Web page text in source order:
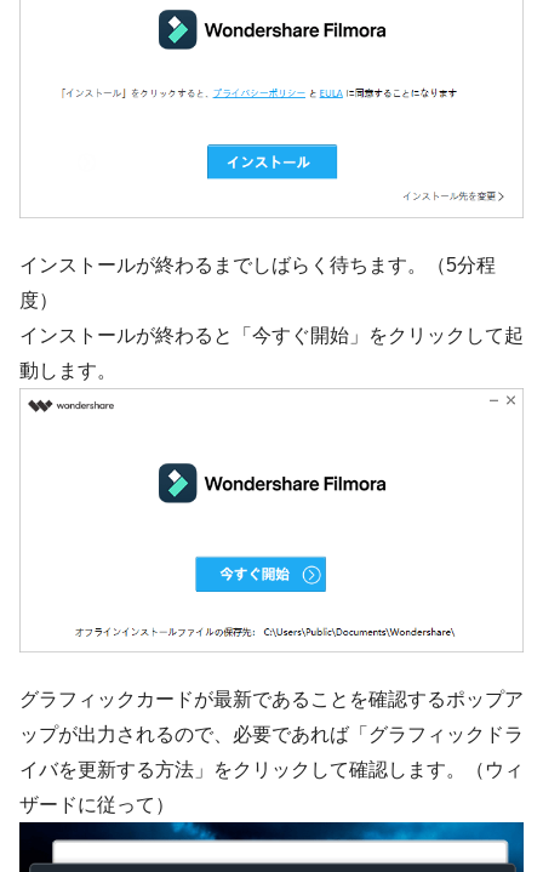
インストールが終わるまでしばらく待ちます。（5分程
度）
インストールが終わると「今すぐ開始」をクリックして起
動します。
グラフィックカードが最新であることを確認するポップア
ップが出力されるので、必要であれば「グラフィックドラ
イバを更新する方法」をクリックして確認します。（ウィ
ザードに従って）